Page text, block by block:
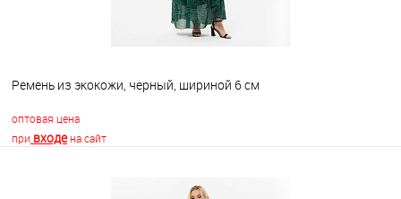
Ремень из экокожи, черный, шириной 6 см
оптовая цена
при входена сайт
В корзину